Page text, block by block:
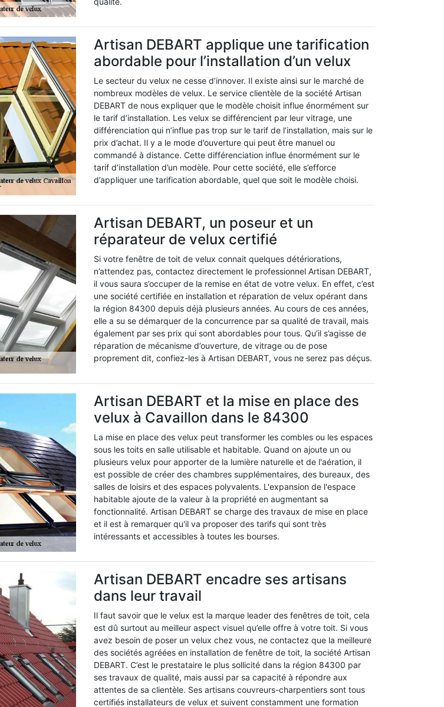
Artisan DEBART applique une tarification
abordable pour l’installation d’un velux
Le secteur du velux ne cesse d’innover. Il existe ainsi sur le marché de
nombreux modèles de velux. Le service clientèle de la société Artisan
DEBART de nous expliquer que le modèle choisit influe énormément sur
le tarif d’installation. Les velux se différencient par leur vitrage, une
différenciation qui n’influe pas trop sur le tarif de l’installation, mais sur le
prix d’achat. Il y a le mode d’ouverture qui peut être manuel ou
commandé à distance. Cette différenciation influe énormément sur le
tarif d’installation d’un modèle. Pour cette société, elle s’efforce
d’appliquer une tarification abordable, quel que soit le modèle choisi.
Artisan DEBART, un poseur et un
réparateur de velux certifié
Si votre fenêtre de toit de velux connait quelques détériorations,
n’attendez pas, contactez directement le professionnel Artisan DEBART,
il vous saura s’occuper de la remise en état de votre velux. En effet, c’est
une société certifiée en installation et réparation de velux opérant dans
la région 84300 depuis déjà plusieurs années. Au cours de ces années,
elle a su se démarquer de la concurrence par sa qualité de travail, mais
également par ses prix qui sont abordables pour tous. Qu’il s’agisse de
réparation de mécanisme d’ouverture, de vitrage ou de pose
proprement dit, confiez-les à Artisan DEBART, vous ne serez pas déçus.
Artisan DEBART et la mise en place des
velux à Cavaillon dans le 84300
La mise en place des velux peut transformer les combles ou les espaces
sous les toits en salle utilisable et habitable. Quand on ajoute un ou
plusieurs velux pour apporter de la lumière naturelle et de l'aération, il
est possible de créer des chambres supplémentaires, des bureaux, des
salles de loisirs et des espaces polyvalents. L'expansion de l'espace
habitable ajoute de la valeur à la propriété en augmentant sa
fonctionnalité. Artisan DEBART se charge des travaux de mise en place
et il est à remarquer qu'il va proposer des tarifs qui sont très
intéressants et accessibles à toutes les bourses.
Artisan DEBART encadre ses artisans
dans leur travail
Il faut savoir que le velux est la marque leader des fenêtres de toit, cela
est dû surtout au meilleur aspect visuel qu’elle offre à votre toit. Si vous
avez besoin de poser un velux chez vous, ne contactez que la meilleure
des sociétés agréées en installation de fenêtre de toit, la société Artisan
DEBART. C’est le prestataire le plus sollicité dans la région 84300 par
ses travaux de qualité, mais aussi par sa capacité à répondre aux
attentes de sa clientèle. Ses artisans couvreurs-charpentiers sont tous
certifiés installateurs de velux et suivent constamment une formation